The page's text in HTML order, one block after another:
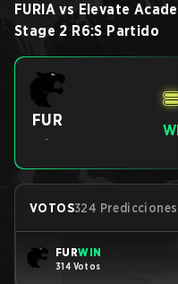
FURIA vs Elevate
Stage 2 R6:S Partido
FUR
-
VOTOS324 Predicciones
FURWIN
314 Votos